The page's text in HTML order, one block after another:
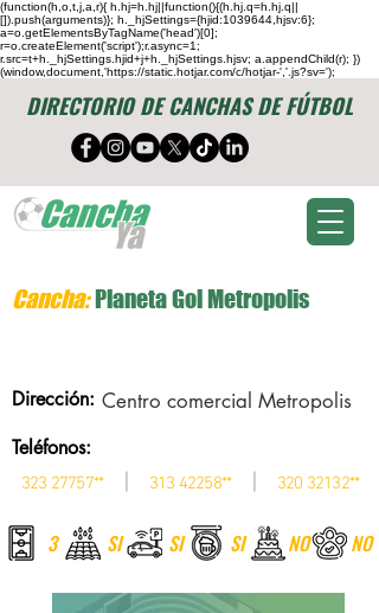
(function(h,o,t,j,a,r){ h.hj=h.hj||function(){(h.hj.q=h.hj.q||
[]).push(arguments)}; h._hjSettings={hjid:1039644,hjsv:6};
a=o.getElementsByTagName('head')[0];
r=o.createElement('script');r.async=1;
r.src=t+h._hjSettings.hjid+j+h._hjSettings.hjsv; a.appendChild(r); })
(window,document,'https://static.hotjar.com/c/hotjar-','.js?sv=');
DIRECTORIO DE CANCHAS DE FÚTBOL
Cancha: Planeta Gol Metropolis
Dirección: Centro comercial Metropolis
Teléfonos:
323 27757** 313 42258** 320 32132**
3 SI SI SI NO NO